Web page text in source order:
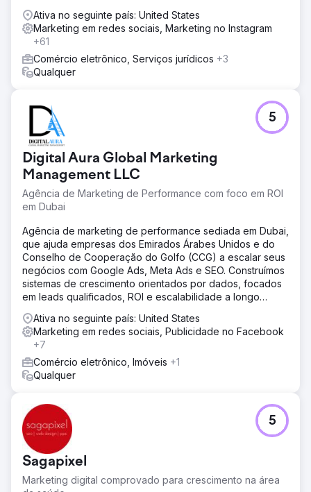
Ativa no seguinte país: United States
Marketing em redes sociais, Marketing no Instagram
+61
Comércio eletrônico, Serviços jurídicos +3
Qualquer
Digital Aura Global Marketing
Management LLC
Agência de Marketing de Performance com foco em ROI
em Dubai
5
Agência de marketing de performance sediada em Dubai,
que ajuda empresas dos Emirados Árabes Unidos e do
Conselho de Cooperação do Golfo (CCG) a escalar seus
negócios com Google Ads, Meta Ads e SEO. Construímos
sistemas de crescimento orientados por dados, focados
em leads qualificados, ROI e escalabilidade a longo
Ativa no seguinte país: United States
Marketing em redes sociais, Publicidade no Facebook
+7
Comércio eletrônico, Imóveis +1
Qualquer
Sagapixel
Marketing digital comprovado para crescimento na área
5